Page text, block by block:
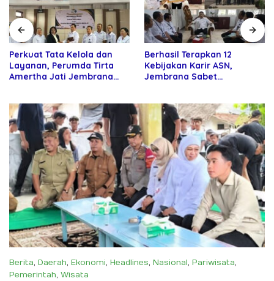
Perkuat Tata Kelola dan
Layanan, Perumda Tirta
Amertha Jati Jembrana
Berhasil Terapkan 12
Kebijakan Karir ASN,
Jembrana Sabet
Berita, Daerah, Ekonomi, Headlines, Nasional, Pariwisata,
Pemerintah, Wisata